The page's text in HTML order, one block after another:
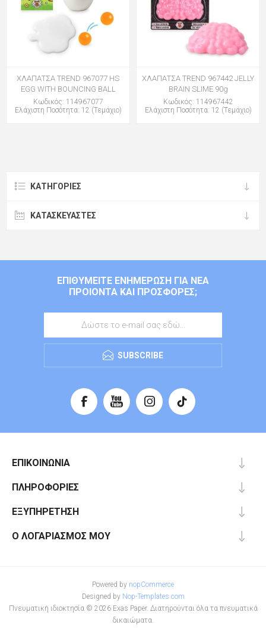
ΧΛΑΠΑΤΣΑ TREND 967077 HS
EGG WITH BOUNCING BALL
Κωδικός: 114967077
Ελάχιστη Ποσότητα: 12 (Τεμάχιο)
ΧΛΑΠΑΤΣΑ TREND 967442 JELLY
BRAIN SLIME 90g
Κωδικός: 114967442
Ελάχιστη Ποσότητα: 12 (Τεμάχιο)
ΚΑΤΗΓΟΡΊΕΣ
ΚΑΤΑΣΚΕΥΑΣΤΈΣ
ΕΠΙΘΥΜΕΊΤΕ ΕΝΗΜΈΡΩΣΗ ΓΙΑ ΝΈΑ
ΠΡΟΙΌΝΤΑ ΚΑΙ ΠΡΟΣΦΟΡΈΣ;
SUBSCRIBE
ΕΠΙΚΟΙΝΩΝΊΑ
ΠΛΗΡΟΦΟΡΊΕΣ
ΕΞΥΠΗΡΈΤΗΣΗ
Ο ΛΟΓΑΡΙΑΣΜΌΣ ΜΟΥ
Powered by nopCommerce
Designed by Nop-Templates.com
Πνευματική ιδιοκτησία © 2026 Exas Paper. Διατηρούνται όλα τα πνευματικά
δικαιώματα.